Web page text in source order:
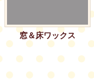
窓＆床ワックス